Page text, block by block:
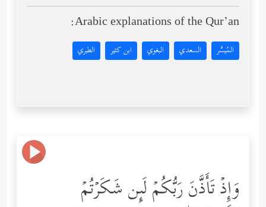
Arabic explanations of the Qur’an:
المُيسَّر السعدي البغوي ابن كثير الطبري
وَإِذۡ تَأَذَّنَ رَبُّكُمۡ لَىِٕن شَكَرۡتُمۡ